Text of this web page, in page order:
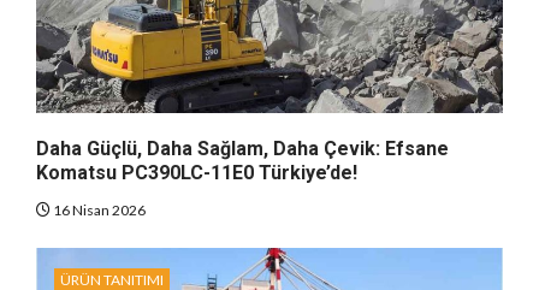
Daha Güçlü, Daha Sağlam, Daha Çevik: Efsane
Komatsu PC390LC-11E0 Türkiye’de!
16 Nisan 2026
ÜRÜN TANITIMI